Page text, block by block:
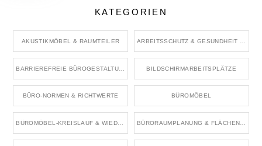
KATEGORIEN
AKUSTIKMÖBEL & RAUMTEILER ARBEITSSCHUTZ & GESUNDHEIT IM BÜRO
BILDSCHIRMARBEITSPLÄTZE
BÜRO-NORMEN & RICHTWERTE BÜROMÖBEL